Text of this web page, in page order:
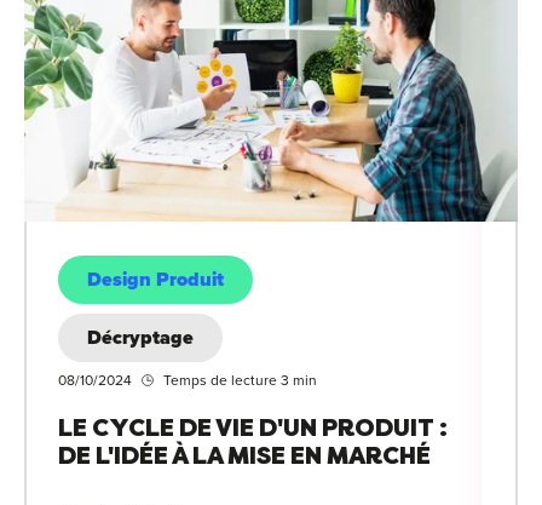
Design Produit
Décryptage
08/10/2024 Temps de lecture 3 min
LE CYCLE DE VIE D'UN PRODUIT :
DE L'IDÉE À LA MISE EN MARCHÉ